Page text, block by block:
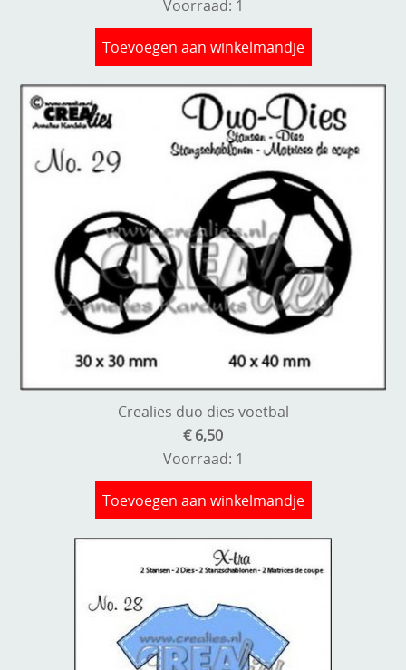
Voorraad: 1
Toevoegen aan winkelmandje
Crealies duo dies voetbal
€ 6,50
Voorraad: 1
Toevoegen aan winkelmandje